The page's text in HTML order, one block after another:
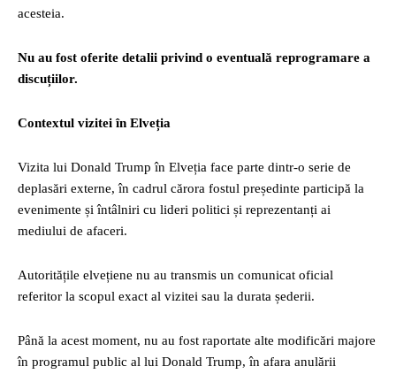
acesteia.
Nu au fost oferite detalii privind o eventuală reprogramare a
discuțiilor.
Contextul vizitei în Elveția
Vizita lui Donald Trump în Elveția face parte dintr-o serie de
deplasări externe, în cadrul cărora fostul președinte participă la
evenimente și întâlniri cu lideri politici și reprezentanți ai
mediului de afaceri.
Autoritățile elvețiene nu au transmis un comunicat oficial
referitor la scopul exact al vizitei sau la durata șederii.
Până la acest moment, nu au fost raportate alte modificări majore
în programul public al lui Donald Trump, în afara anulării